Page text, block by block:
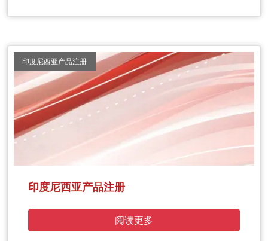
印度尼西亚产品注册
印度尼西亚产品注册
阅读更多